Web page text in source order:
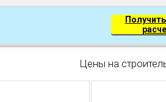
Цены на